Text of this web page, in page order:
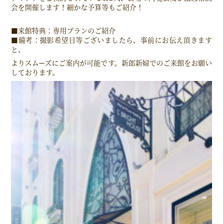
会を開催します！細かな予算等もご紹介！
■来館特典：専用プランのご紹介
■備考：撮影希望日等ございましたら、事前にお伝え頂きます
と、
よりスムーズにご案内が可能です。新郎新婦でのご来館をお願い
しております。